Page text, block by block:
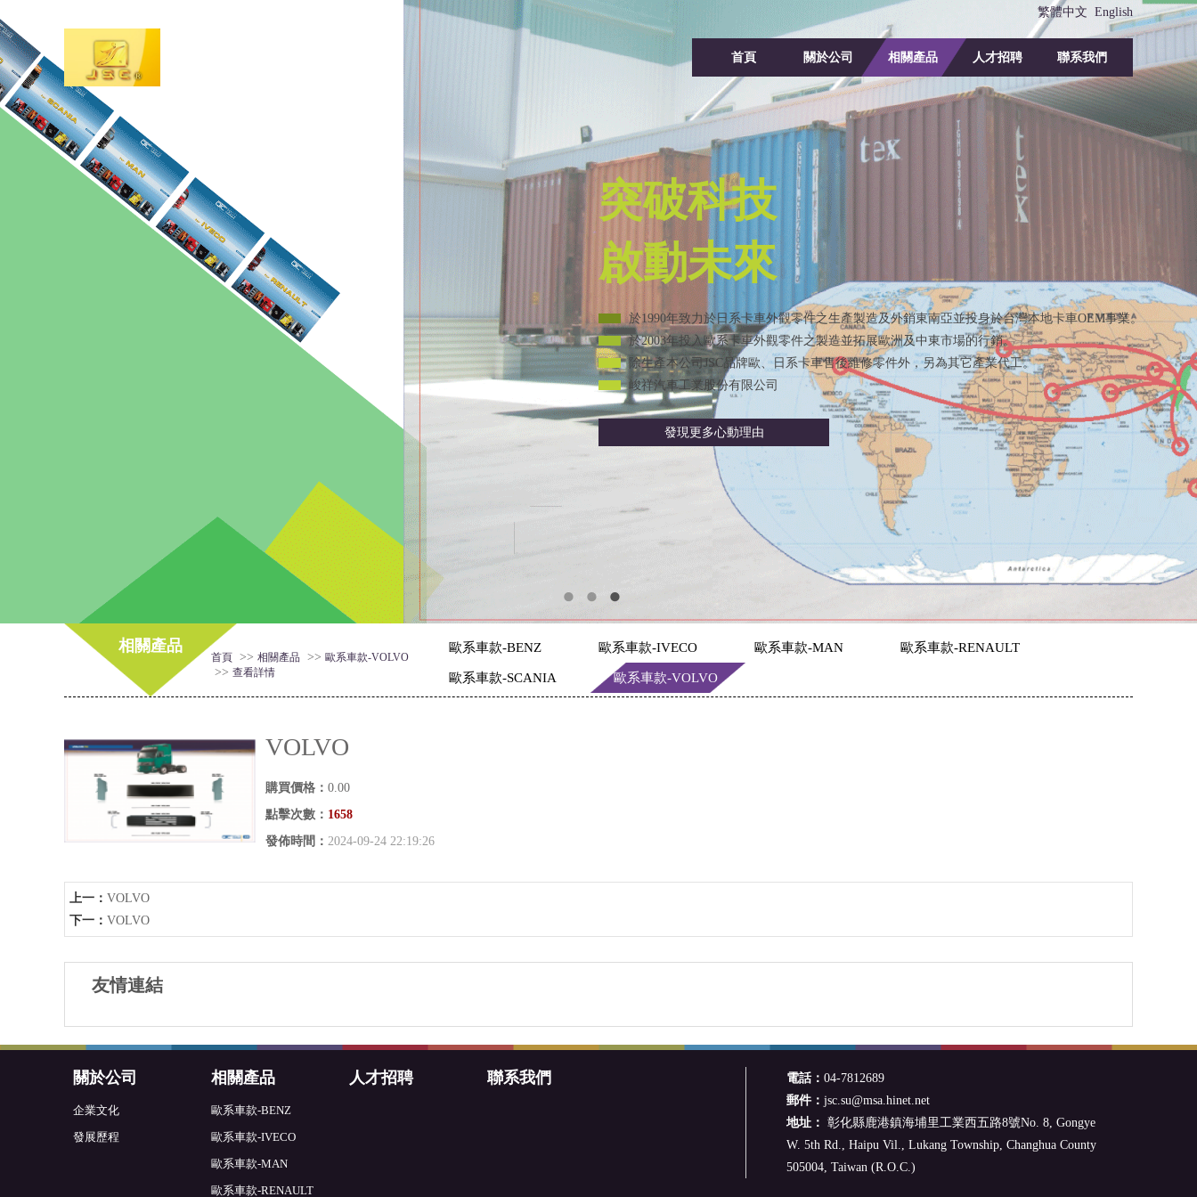
繁體中文 English
首頁 關於公司 相關產品 人才招聘 聯系我們
突破科技
啟動未來
於1990年致力於日系卡車外觀零件之生產製造及外銷東南亞並投身於台灣本地卡車OEM事業。
於2003年投入歐系卡車外觀零件之製造並拓展歐洲及中東市場的行銷。
除生產本公司JSC品牌歐、日系卡車售後維修零件外，另為其它產業代工。
峻祥汽車工業股份有限公司
發現更多心動理由
相關產品
首頁 >> 相關產品 >> 歐系車款-VOLVO
>> 查看詳情
歐系車款-BENZ 歐系車款-IVECO 歐系車款-MAN 歐系車款-RENAULT
歐系車款-SCANIA 歐系車款-VOLVO
VOLVO
購買價格： 0.00
點擊次數： 1658
發佈時間： 2024-09-24 22:19:26
上一： VOLVO
下一： VOLVO
友情連結
關於公司
企業文化
發展歷程
相關產品
歐系車款-BENZ
歐系車款-IVECO
歐系車款-MAN
歐系車款-RENAULT
人才招聘 聯系我們 電話： 04-7812689
郵件： jsc.su@msa.hinet.net
地址： 彰化縣鹿港鎮海埔里工業西五路8號No. 8, Gongye
W. 5th Rd., Haipu Vil., Lukang Township, Changhua County
505004, Taiwan (R.O.C.)